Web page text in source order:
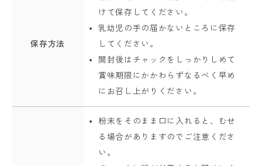
保存方法
けて保存してください。
乳幼児の手の届かないところに保存
してください。
開封後はチャックをしっかりしめて
賞味期限にかかわらずなるべく早め
にお召し上がりください。
粉末をそのまま口に入れると、むせ
る場合がありますのでご注意くださ
い。